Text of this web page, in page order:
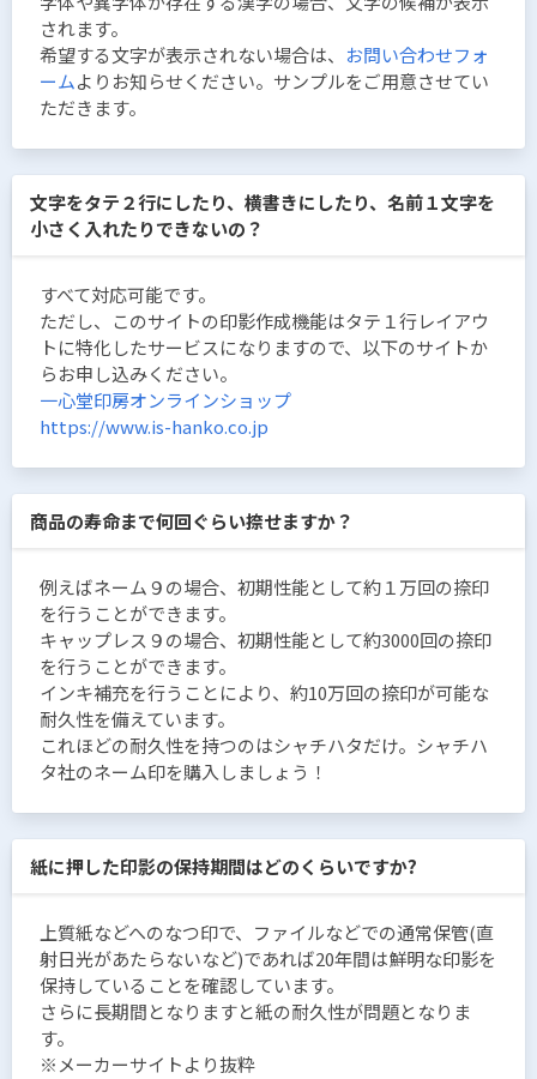
されます。
希望する文字が表示されない場合は、 お問い合わせフォ
ームよりお知らせください。サンプルをご用意させてい
ただきます。
文字をタテ２行にしたり、横書きにしたり、名前１文字を
小さく入れたりできないの？
すべて対応可能です。
ただし、このサイトの印影作成機能はタテ１行レイアウ
トに特化したサービスになりますので、以下のサイトか
らお申し込みください。
一心堂印房オンラインショップ
https://www.is-hanko.co.jp
商品の寿命まで何回ぐらい捺せますか？
例えばネーム９の場合、初期性能として約１万回の捺印
を行うことができます。
キャップレス９の場合、初期性能として約3000回の捺印
を行うことができます。
インキ補充を行うことにより、約10万回の捺印が可能な
耐久性を備えています。
これほどの耐久性を持つのはシャチハタだけ。シャチハ
タ社のネーム印を購入しましょう！
紙に押した印影の保持期間はどのくらいですか?
上質紙などへのなつ印で、ファイルなどでの通常保管(直
射日光があたらないなど)であれば20年間は鮮明な印影を
保持していることを確認しています。
さらに長期間となりますと紙の耐久性が問題となりま
す。
※メーカーサイトより抜粋